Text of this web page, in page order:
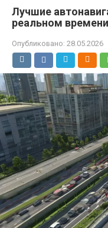
Лучшие
реальном
Опубликовано: 28.05.2026